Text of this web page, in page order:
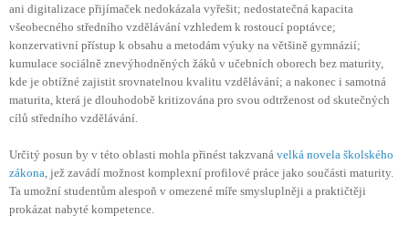
ani digitalizace přijímaček nedokázala vyřešit; nedostatečná kapacita
všeobecného středního vzdělávání vzhledem k rostoucí poptávce;
konzervativní přístup k obsahu a metodám výuky na většině gymnázií;
kumulace sociálně znevýhodněných žáků v učebních oborech bez maturity,
kde je obtížné zajistit srovnatelnou kvalitu vzdělávání; a nakonec i samotná
maturita, která je dlouhodobě kritizována pro svou odtrženost od skutečných
cílů středního vzdělávání.
Určitý posun by v této oblasti mohla přinést takzvaná velká novela školského
zákona , jež zavádí možnost komplexní profilové práce jako součásti maturity.
Ta umožní studentům alespoň v omezené míře smysluplněji a praktičtěji
prokázat nabyté kompetence.